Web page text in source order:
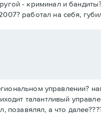
- криминал и
работал на себя,
управлении?
талантливый
позавялял, а что